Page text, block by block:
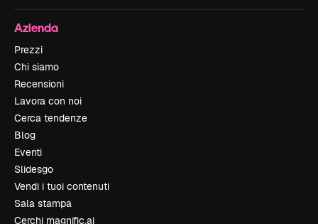
Azienda
Prezzi
Chi siamo
Recensioni
Lavora con noi
Cerca tendenze
Blog
Eventi
Slidesgo
Vendi i tuoi contenuti
Sala stampa
Cerchi magnific.ai